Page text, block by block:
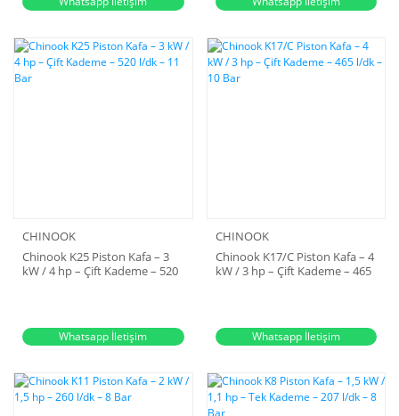
CHINOOK
Chinook K25 Piston Kafa – 3
kW / 4 hp – Çift Kademe – 520
Whatsapp İletişim
CHINOOK
Chinook K17/C Piston Kafa – 4
kW / 3 hp – Çift Kademe – 465
Whatsapp İletişim